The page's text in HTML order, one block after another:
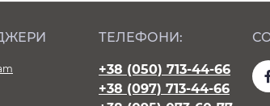
ТЕЛЕФОНИ:
+38 (050) 713-44-66
+38 (097) 713-44-66